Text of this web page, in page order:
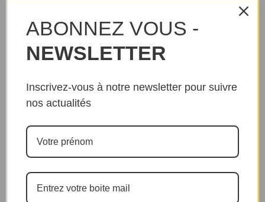
ABONNEZ VOUS -
NEWSLETTER
Inscrivez-vous à notre newsletter pour suivre
nos actualités